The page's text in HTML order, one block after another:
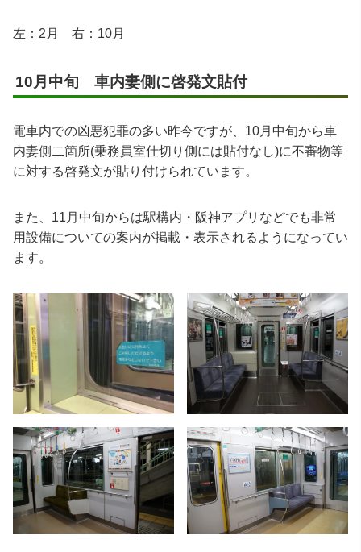
左：2月 右：10月
10月中旬 車内妻側に啓発文貼付
電車内での凶悪犯罪の多い昨今ですが、10月中旬から車
内妻側二箇所(乗務員室仕切り側には貼付なし)に不審物等
に対する啓発文が貼り付けられています。
また、11月中旬からは駅構内・阪神アプリなどでも非常
用設備についての案内が掲載・表示されるようになってい
ます。